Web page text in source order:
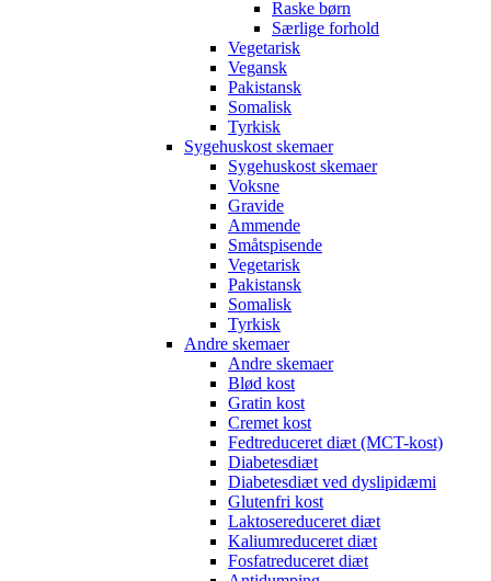
Raske børn
Særlige forhold
Vegetarisk
Vegansk
Pakistansk
Somalisk
Tyrkisk
Sygehuskost skemaer
Sygehuskost skemaer
Voksne
Gravide
Ammende
Småtspisende
Vegetarisk
Pakistansk
Somalisk
Tyrkisk
Andre skemaer
Andre skemaer
Blød kost
Gratin kost
Cremet kost
Fedtreduceret diæt (MCT-kost)
Diabetesdiæt
Diabetesdiæt ved dyslipidæmi
Glutenfri kost
Laktosereduceret diæt
Kaliumreduceret diæt
Fosfatreduceret diæt